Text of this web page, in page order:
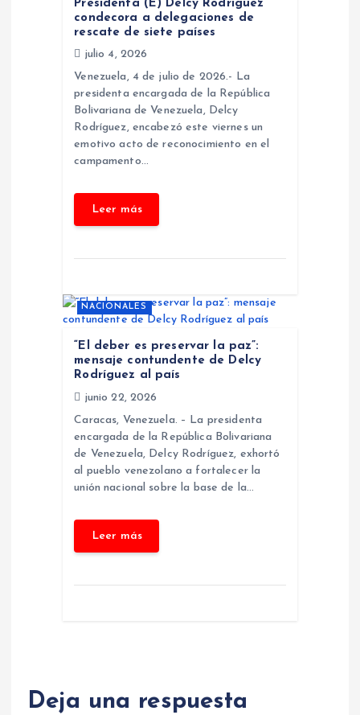
Presidenta (E) Delcy Rodríguez
condecora a delegaciones de
rescate de siete países
julio 4, 2026
Venezuela, 4 de julio de 2026.- La
presidenta encargada de la República
Bolivariana de Venezuela, Delcy
Rodríguez, encabezó este viernes un
emotivo acto de reconocimiento en el
campamento…
NACIONALES
“El deber es preservar la paz”:
mensaje contundente de Delcy
Rodríguez al país
junio 22, 2026
Caracas, Venezuela. – La presidenta
encargada de la República Bolivariana
de Venezuela, Delcy Rodríguez, exhortó
al pueblo venezolano a fortalecer la
unión nacional sobre la base de la…
Deja una respuesta